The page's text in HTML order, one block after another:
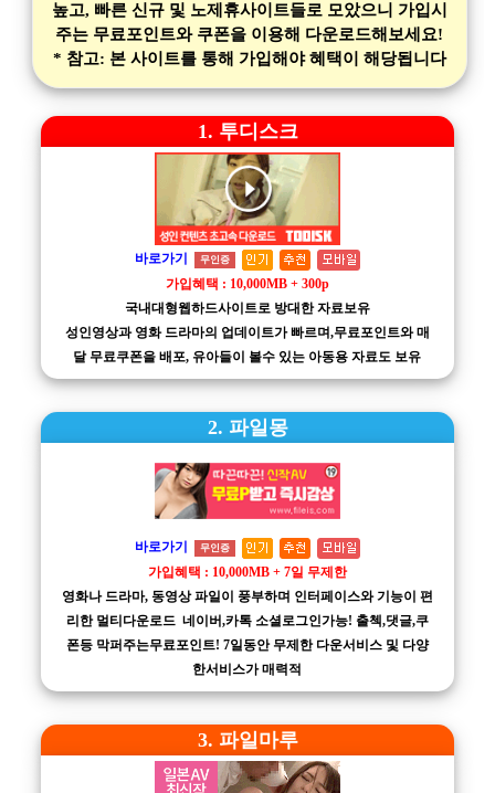
높고, 빠른 신규 및 노제휴사이트들로 모았으니 가입시
주는 무료포인트와 쿠폰을 이용해 다운로드해보세요!
* 참고: 본 사이트를 통해 가입해야 혜택이 해당됩니다
1. 투디스크
바로가기 무인증
가입혜택 : 10,000MB + 300p
국내대형웹하드사이트로 방대한 자료보유
성인영상과 영화 드라마의 업데이트가 빠르며,무료포인트와 매
달 무료쿠폰을 배포, 유아들이 볼수 있는 아동용 자료도 보유
2. 파일몽
바로가기 무인증
가입혜택 : 10,000MB + 7일 무제한
영화나 드라마, 동영상 파일이 풍부하며 인터페이스와 기능이 편
리한 멀티다운로드 네이버,카톡 소셜로그인가능! 출첵,댓글,쿠
폰등 막퍼주는무료포인트! 7일동안 무제한 다운서비스 및 다양
한서비스가 매력적
3. 파일마루